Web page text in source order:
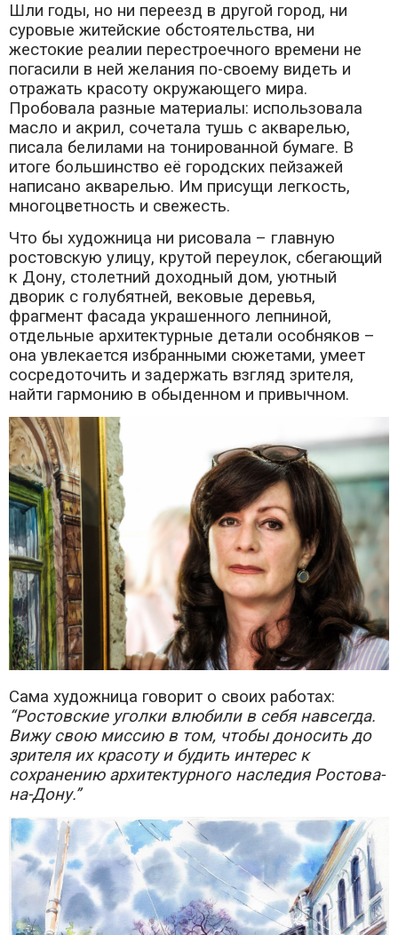
Шли годы, но ни переезд в другой город, ни
суровые житейские обстоятельства, ни
жестокие реалии перестроечного времени не
погасили в ней желания по-своему видеть и
отражать красоту окружающего мира.
Пробовала разные материалы: использовала
масло и акрил, сочетала тушь с акварелью,
писала белилами на тонированной бумаге. В
итоге большинство её городских пейзажей
написано акварелью. Им присущи легкость,
многоцветность и свежесть.
Что бы художница ни рисовала – главную
ростовскую улицу, крутой переулок, сбегающий
к Дону, столетний доходный дом, уютный
дворик с голубятней, вековые деревья,
фрагмент фасада украшенного лепниной,
отдельные архитектурные детали особняков –
она увлекается избранными сюжетами, умеет
сосредоточить и задержать взгляд зрителя,
найти гармонию в обыденном и привычном.
Сама художница говорит о своих работах:
“Ростовские уголки влюбили в себя навсегда.
Вижу свою миссию в том, чтобы доносить до
зрителя их красоту и будить интерес к
сохранению архитектурного наследия Ростова-
на-Дону.”